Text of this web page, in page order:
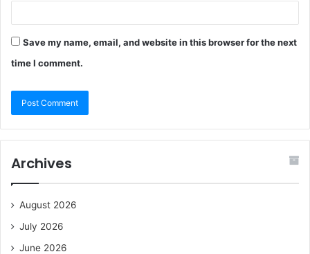
Save my name, email, and website in this browser for the next
time I comment.
Archives
August 2026
July 2026
June 2026